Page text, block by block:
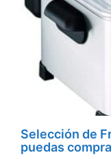
Selección de
puedas